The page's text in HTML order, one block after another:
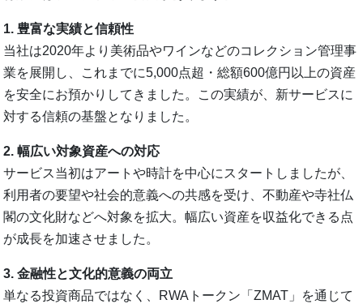
1. 豊富な実績と信頼性
当社は2020年より美術品やワインなどのコレクション管理事
業を展開し、これまでに5,000点超・総額600億円以上の資産
を安全にお預かりしてきました。この実績が、新サービスに
対する信頼の基盤となりました。
2. 幅広い対象資産への対応
サービス当初はアートや時計を中心にスタートしましたが、
利用者の要望や社会的意義への共感を受け、不動産や寺社仏
閣の文化財などへ対象を拡大。幅広い資産を収益化できる点
が成長を加速させました。
3. 金融性と文化的意義の両立
単なる投資商品ではなく、RWAトークン「ZMAT」を通じて